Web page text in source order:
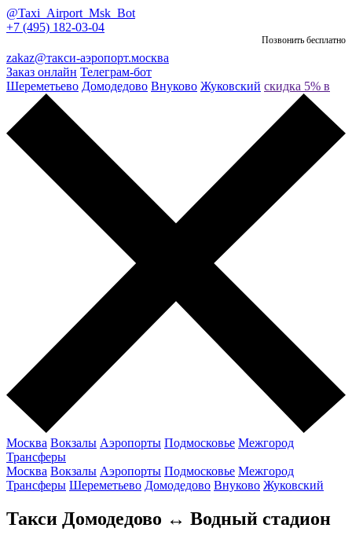
@Taxi_Airport_Msk_Bot
+7 (495) 182-03-04
Позвонить бесплатно
zakaz@такси-аэропорт.москва
Заказ онлайн Телеграм-бот
Шереметьево Домодедово Внуково Жуковский скидка 5% в
Москва Вокзалы Аэропорты Подмосковье Межгород
Трансферы
Москва Вокзалы Аэропорты Подмосковье Межгород
Трансферы Шереметьево Домодедово Внуково Жуковский
Такси Домодедово ↔ Водный стадион